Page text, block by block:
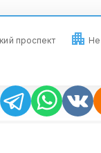
проспект
Не